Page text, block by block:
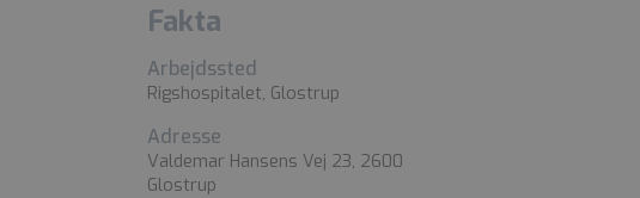
Fakta
Arbejdssted
Rigshospitalet, Glostrup
Adresse
Valdemar Hansens Vej 23, 2600
Glostrup